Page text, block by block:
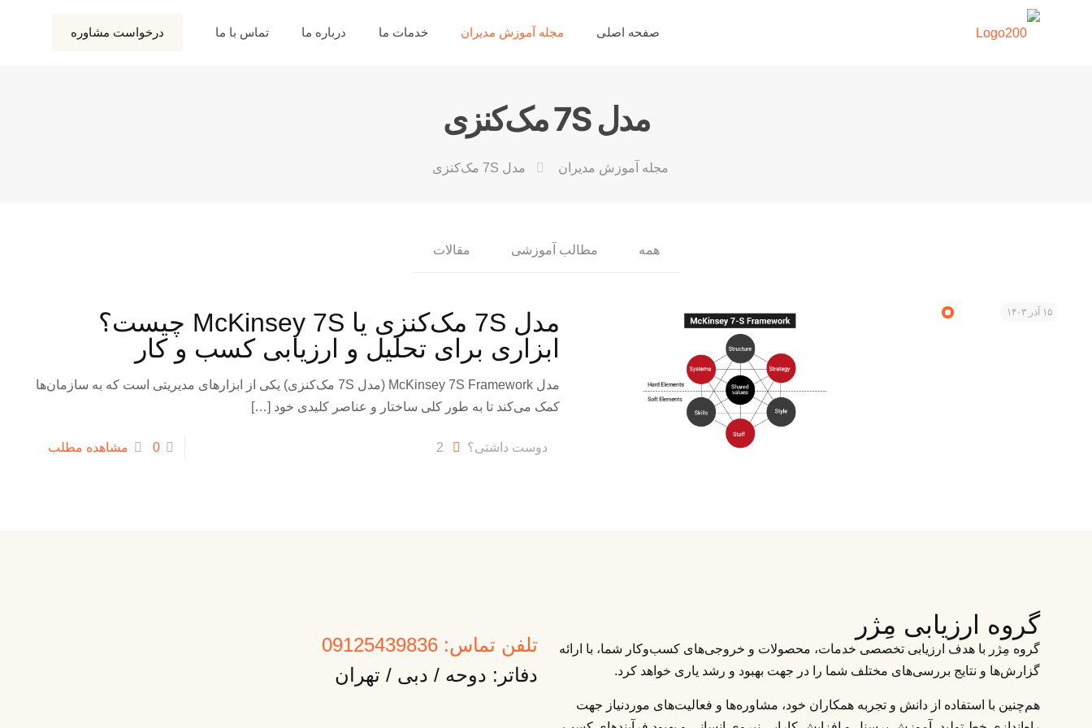
صفحه اصلی مجله آموزش مدیران خدمات ما درباره ما تماس با ما درخواست مشاوره
مدل 7S مک‌کنزی
مجله آموزش مدیران مدل 7S مک‌کنزی
همه مطالب آموزشی مقالات
۱۵ آذر ۱۴۰۳
مدل 7S مک‌کنزی یا McKinsey 7S چیست؟
ابزاری برای تحلیل و ارزیابی کسب و کار
مدل McKinsey 7S Framework (مدل 7S مک‌کنزی) یکی از ابزارهای مدیریتی است که به سازمان‌ها
کمک می‌کند تا به طور کلی ساختار و عناصر کلیدی خود […]
دوست داشتی؟ 2
0 مشاهده مطلب
گروه ارزیابی مِژر
گروه مِژر با هدف ارزیابی تخصصی خدمات، محصولات و خروجی‌های کسب‌وکار شما، با ارائه
گزارش‌ها و نتایج بررسی‌های مختلف شما را در جهت بهبود و رشد یاری خواهد کرد.
هم‌چنین با استفاده از دانش و تجربه همکاران خود، مشاوره‌ها و فعالیت‌های موردنیاز جهت
تلفن تماس: 09125439836
دفاتر: دوحه / دبی / تهران